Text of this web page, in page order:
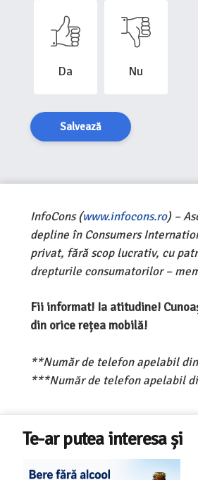
Da Nu
Salvează
InfoCons (www.infocons.ro) –
depline în Consumers
privat, fără scop lucrativ, cu
drepturile consumatorilor –
Fii informat! Ia atitudine!
din orice rețea mobilă!
**Număr de telefon apelabil
***Număr de telefon apelabil
Te-ar putea interesa și